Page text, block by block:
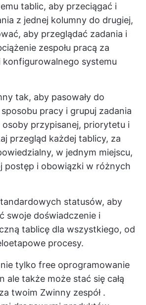
tablic, aby przeciągać i
z jednej kolumny do drugiej,
aby przeglądać zadania i
zespołu pracą za
konfigurowalnego systemu
tak, aby pasowały do
pracy i grupuj zadania
osoby przypisanej, priorytetu i
przegląd każdej tablicy, za
w jednym miejscu,
postęp i obowiązki w różnych
statusów, aby
swoje doświadczenie i
tablicę dla wszystkiego, od
procesy.
tylko free oprogramowanie
ale także może stać się całą
twoim Zwinny zespół.